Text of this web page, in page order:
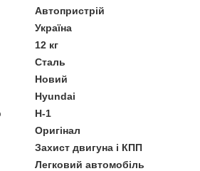
Автопристрій
Україна
12 кг
Сталь
Новий
Hyundai
H-1
Оригінал
Захист двигуна і КПП
Легковий автомобіль